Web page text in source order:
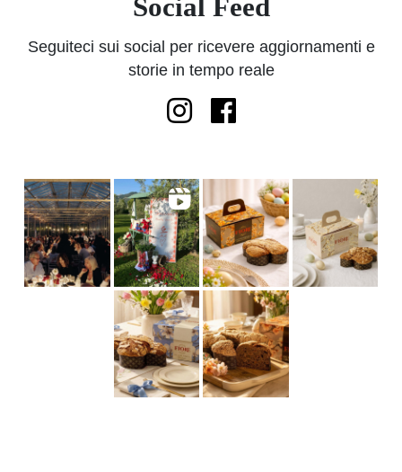
Social Feed
Seguiteci sui social per ricevere aggiornamenti e
storie in tempo reale